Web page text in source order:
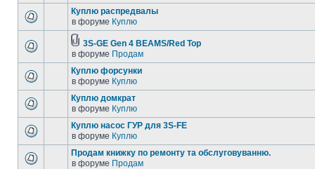
Куплю распредвалы
в форуме Куплю
3S-GE Gen 4 BEAMS/Red Top
в форуме Продам
Куплю форсунки
в форуме Куплю
Куплю домкрат
в форуме Куплю
Куплю насос ГУР для 3S-FE
в форуме Куплю
Продам книжку по ремонту та обслуговуванню.
в форуме Продам